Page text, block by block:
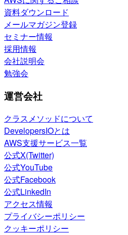
資料ダウンロード
メールマガジン登録
セミナー情報
採用情報
会社説明会
勉強会
運営会社
クラスメソッドについて
DevelopersIOとは
AWS支援サービス一覧
公式X(Twitter)
公式YouTube
公式Facebook
公式LinkedIn
アクセス情報
プライバシーポリシー
クッキーポリシー